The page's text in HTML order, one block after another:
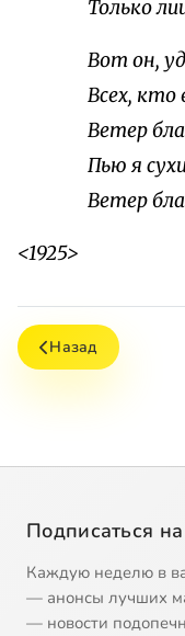
Только
Вот он,
Всех, кто
Ветер
Пью я
Ветер
<1925>
Назад
Подписаться
Каждую неделю в
— анонсы лучших
— новости